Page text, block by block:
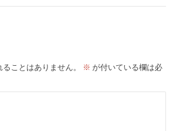
ことはありません。 ※ が付いている欄は必